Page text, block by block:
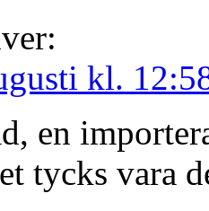
kl.
en
tycks vara